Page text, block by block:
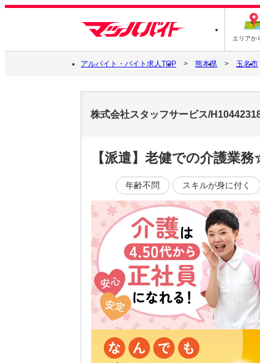
エリアか
アルバイト・バイト求人TOP 熊本県 玉名市
株式会社スタッフサービス/
【派遣】老健での介護業
年齢不問 スキルが身に付く